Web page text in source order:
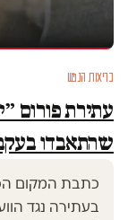
בריאות הנפש
עתירת פורום
שהתאבדו
כתבת המקום
בעתירה נגד